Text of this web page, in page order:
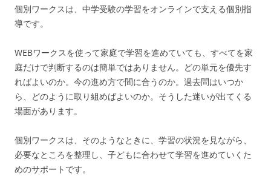
個別ワークスは、中学受験の学習をオンラインで支える個別指
導です。
WEBワークスを使って家庭で学習を進めていても、すべてを家
庭だけで判断するのは簡単ではありません。どの単元を優先す
ればよいのか。今の進め方で間に合うのか。過去問はいつか
ら、どのように取り組めばよいのか。そうした迷いが出てくる
場面があります。
個別ワークスは、そのようなときに、学習の状況を見ながら、
必要なところを整理し、子どもに合わせて学習を進めていくた
めのサポートです。